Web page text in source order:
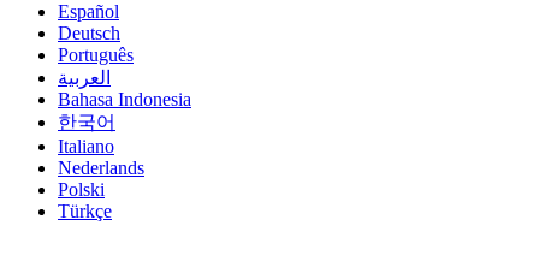
Español
Deutsch
Português
العربية
Bahasa Indonesia
한국어
Italiano
Nederlands
Polski
Türkçe